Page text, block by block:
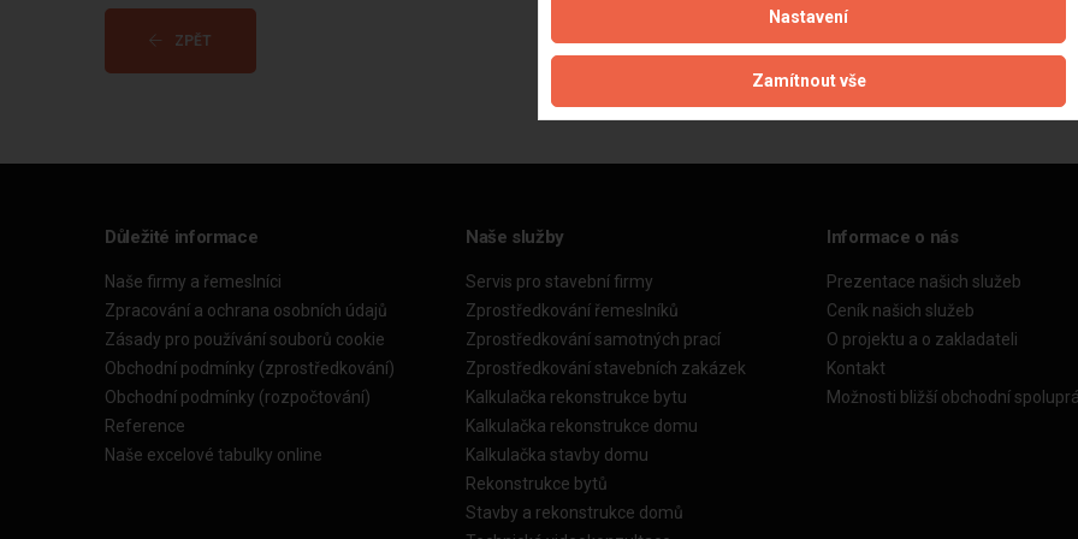
ZPĚT Aktualizováno z portálu ARES dne 31.12.2023 16:00:09
Důležité informace
Naše firmy a řemeslníci
Zpracování a ochrana osobních údajů
Zásady pro používání souborů cookie
Obchodní podmínky (zprostředkování)
Obchodní podmínky (rozpočtování)
Reference
Naše excelové tabulky online
Naše služby
Servis pro stavební firmy
Zprostředkování řemeslníků
Zprostředkování samotných prací
Zprostředkování stavebních zakázek
Kalkulačka rekonstrukce bytu
Kalkulačka rekonstrukce domu
Kalkulačka stavby domu
Rekonstrukce bytů
Stavby a rekonstrukce domů
Informace o nás
Prezentace našich služeb
Ceník našich služeb
O projektu a o zakladateli
Kontakt
Možnosti bližší obchodní
Nastavení
Zamítnout vše